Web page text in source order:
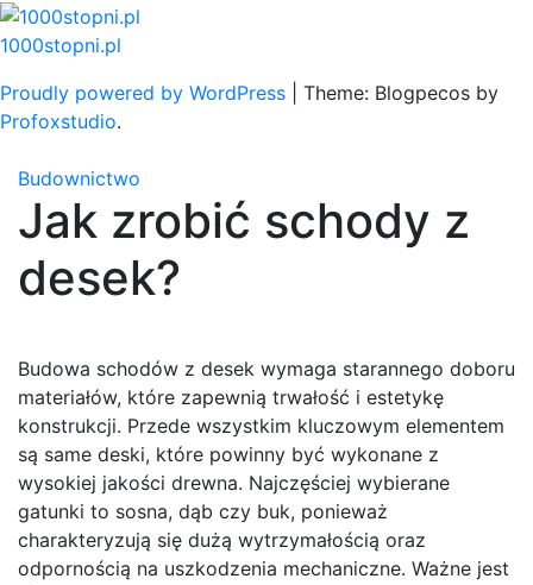
Skip
to
1000stopni.pl
Proudly powered by WordPress
Theme: Blogpecos by
Profoxstudio.
Budownictwo
Jak zrobić schody z
desek?
Budowa schodów z desek wymaga starannego doboru
materiałów, które zapewnią trwałość i estetykę
konstrukcji. Przede wszystkim kluczowym elementem
są same deski, które powinny być wykonane z
wysokiej jakości drewna. Najczęściej wybierane
gatunki to sosna, dąb czy buk, ponieważ
charakteryzują się dużą wytrzymałością oraz
odpornością na uszkodzenia mechaniczne. Ważne jest